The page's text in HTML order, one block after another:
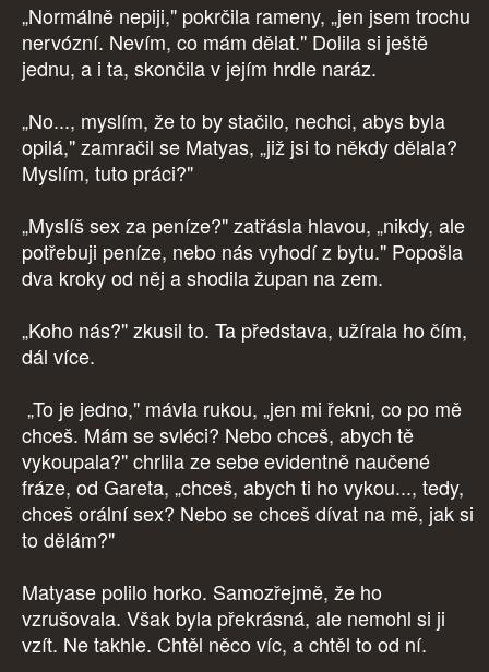
„Normálně nepiji," pokrčila rameny, „jen jsem trochu
nervózní. Nevím, co mám dělat." Dolila si ještě
jednu, a i ta, skončila v jejím hrdle naráz.
„No..., myslím, že to by stačilo, nechci, abys byla
opilá," zamračil se Matyas, „již jsi to někdy dělala?
Myslím, tuto práci?"
„Myslíš sex za peníze?" zatřásla hlavou, „nikdy, ale
potřebuji peníze, nebo nás vyhodí z bytu." Popošla
dva kroky od něj a shodila župan na zem.
„Koho nás?" zkusil to. Ta představa, užírala ho čím,
dál více.
„To je jedno," mávla rukou, „jen mi řekni, co po mě
chceš. Mám se svléci? Nebo chceš, abych tě
vykoupala?" chrlila ze sebe evidentně naučené
fráze, od Gareta, „chceš, abych ti ho vykou..., tedy,
chceš orální sex? Nebo se chceš dívat na mě, jak si
to dělám?"
Matyase polilo horko. Samozřejmě, že ho
vzrušovala. Však byla překrásná, ale nemohl si ji
vzít. Ne takhle. Chtěl něco víc, a chtěl to od ní.